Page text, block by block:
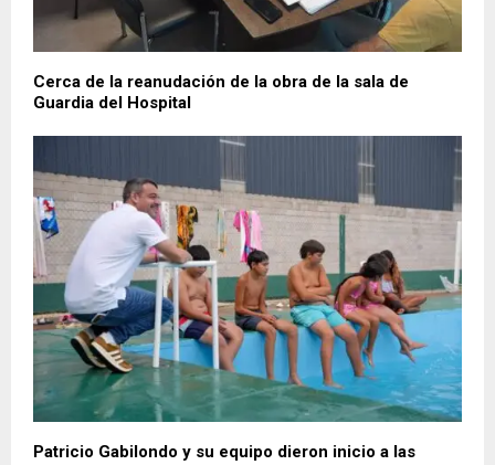
Cerca de la reanudación de la obra de la sala de
Guardia del Hospital
Patricio Gabilondo y su equipo dieron inicio a las